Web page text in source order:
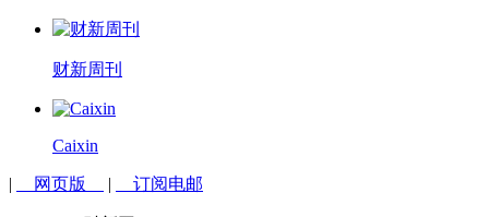
财新周刊
Caixin
| 网页版 | 订阅电邮